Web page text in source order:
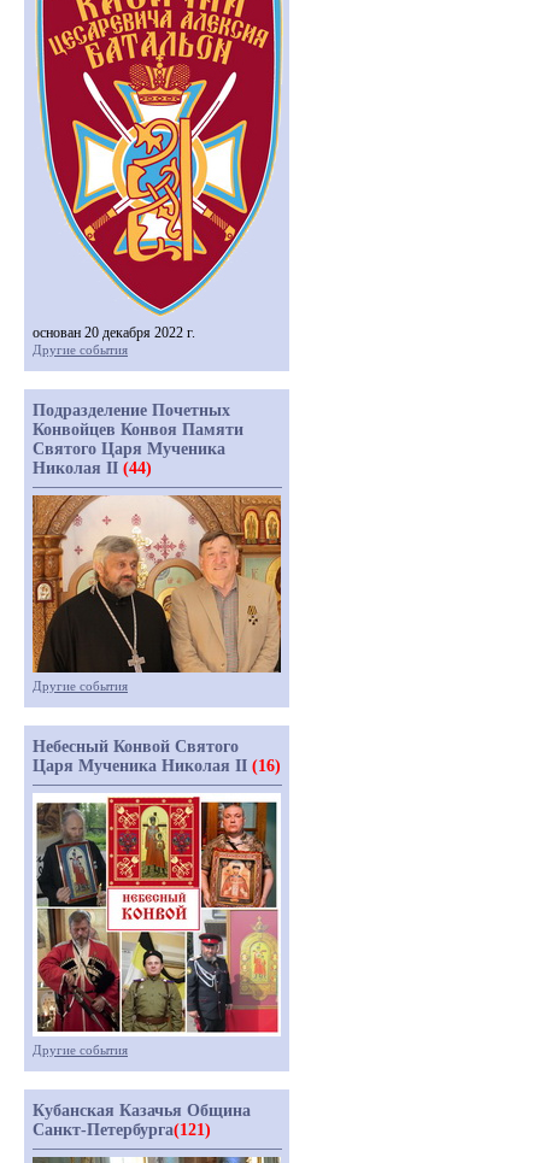
основан 20 декабря 2022 г.
Другие события
Подразделение Почетных
Конвойцев Конвоя Памяти
Святого Царя Мученика
Николая II (44)
Другие события
Небесный Конвой Святого
Царя Мученика Николая II (16)
Другие события
Кубанская Казачья Община
Санкт-Петербурга(121)